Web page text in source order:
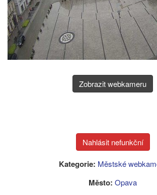
Zobrazit webkameru
Kategorie: Městské
Město: Opava